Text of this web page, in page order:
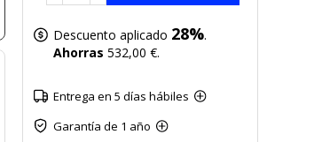
Descuento aplicado 28%.
Ahorras 532,00 €.
Entrega en 5 días hábiles
Garantía de 1 año